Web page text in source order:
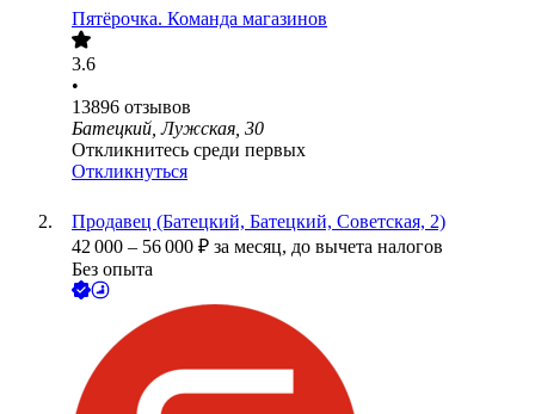
Пятёрочка. Команда магазинов
3.6
•
13896 отзывов
Батецкий, Лужская, 30
Откликнитесь среди первых
Откликнуться
Продавец (Батецкий, Батецкий, Советская, 2)
42 000 – 56 000 ₽ за месяц, до вычета налогов
Без опыта